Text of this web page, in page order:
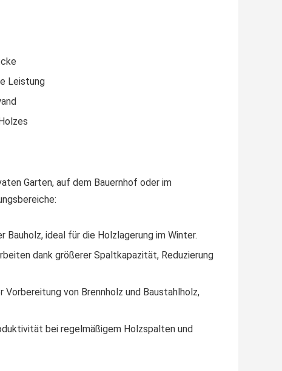
Leistung
Garten, auf dem Bauernhof oder im
Bauholz, ideal für die Holzlagerung im Winter.
dank größerer Spaltkapazität, Reduzierung
Vorbereitung von Brennholz und Baustahlholz,
bei regelmäßigem Holzspalten und